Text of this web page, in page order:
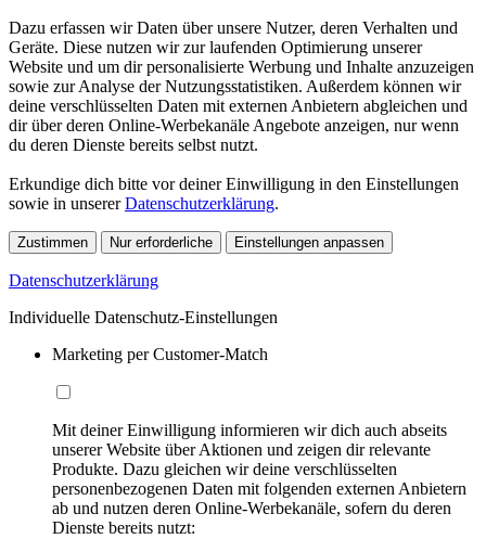
Dazu erfassen wir Daten über unsere Nutzer, deren Verhalten und
Geräte. Diese nutzen wir zur laufenden Optimierung unserer
Website und um dir personalisierte Werbung und Inhalte anzuzeigen
sowie zur Analyse der Nutzungsstatistiken. Außerdem können wir
deine verschlüsselten Daten mit externen Anbietern abgleichen und
dir über deren Online-Werbekanäle Angebote anzeigen, nur wenn
du deren Dienste bereits selbst nutzt.
Erkundige dich bitte vor deiner Einwilligung in den Einstellungen
sowie in unsererDatenschutzerklärung.
Zustimmen Nur erforderliche Einstellungen anpassen
Datenschutzerklärung
Individuelle Datenschutz-Einstellungen
Marketing per Customer-Match
Mit deiner Einwilligung informieren wir dich auch abseits
unserer Website über Aktionen und zeigen dir relevante
Produkte. Dazu gleichen wir deine verschlüsselten
personenbezogenen Daten mit folgenden externen Anbietern
ab und nutzen deren Online-Werbekanäle, sofern du deren
Dienste bereits nutzt: